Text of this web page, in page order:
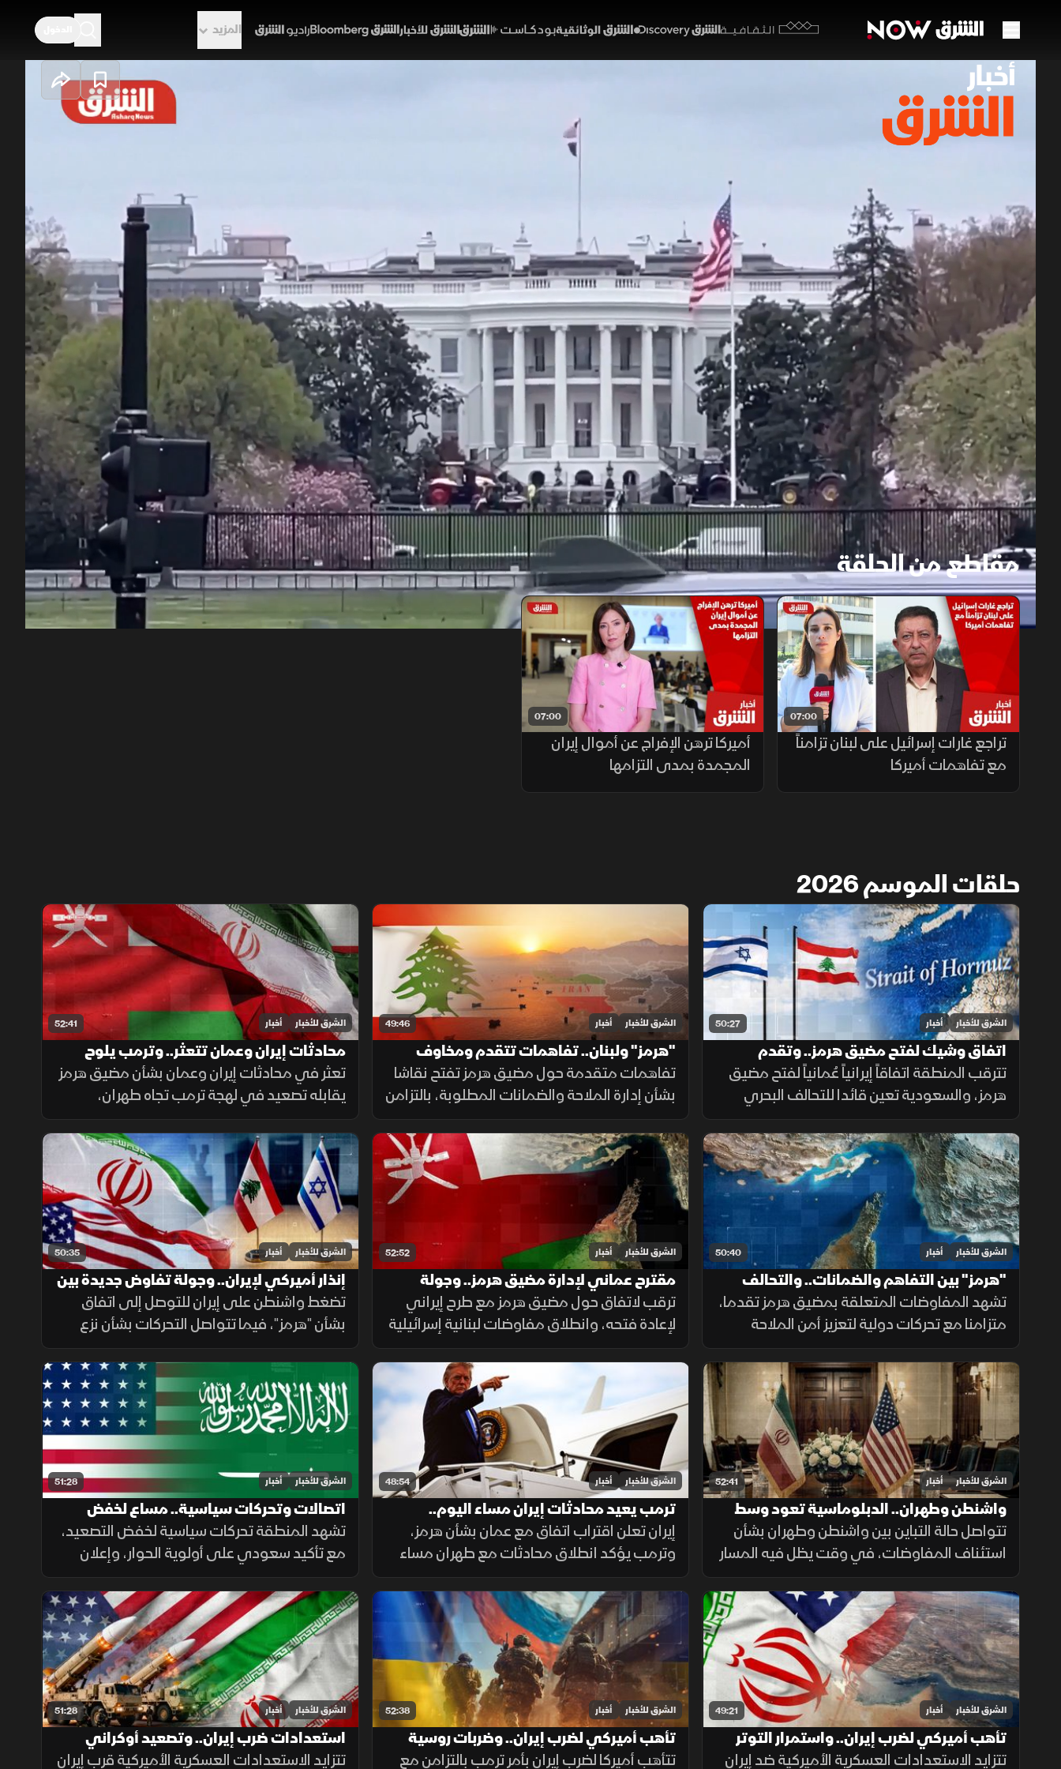
الثقافية
المزيد
00:11/51:58 1x auto
هل يتضمن اتفاق أميركا وإيران فتح مضيق هرمز
أخبار الشرق
تشهد سويسرا الاستعدادات لإعلان أميركا وإيران إنهاء الحرب وإعادة فتح مضيق هرمز. وقد قاد ذلك لانخفاض
أسعار النفط عالمياً وانتعاش أسهم التكنولوجيا، وسط ترقب دولي لآلية الإفراج عن أموال طهران المجمدة وبدء
تحرك السفن العالقة في الخليج العربي. يأتي ذلك بالتزامن مع رفض إسرائيل للتهدئة ومواصلة عملياتها في
لبنان.
أخبار الشرق إيران الولايات المتحدة الأموال الإيرانية المجمدة إسرائيل
مقاطع من الحلقة
07:00
تراجع غارات إسرائيل على لبنان تزامناً
مع تفاهمات أميركا
07:00
أميركا ترهن الإفراج عن أموال إيران
المجمدة بمدى التزامها
حلقات الموسم 2026
50:27 الشرق للأخبار أخبار
اتفاق وشيك لفتح مضيق هرمز.. وتقدم
بمفاوضات لبنان وإسرائيل
تترقب المنطقة اتفاقاً إيرانياً عُمانياً لفتح مضيق
هرمز، والسعودية تعين قائدا للتحالف البحري
الدفاعي. كما تقدمت المفاوضات اللبنانية
الإسرائيلية بروما، بينما كثفت روسيا هجماتها ضد
أوكرانيا.
49:46 الشرق للأخبار أخبار
"هرمز" ولبنان.. تفاهمات تتقدم ومخاوف
التصعيد مستمرة
تفاهمات متقدمة حول مضيق هرمز تفتح نقاشا
بشأن إدارة الملاحة والضمانات المطلوبة، بالتزامن
مع استمرار مفاوضات روما حول الحدود ووقف
إطلاق النار، وسط تداخل الحسابات الإقليمية
والدولية.
52:41 الشرق للأخبار أخبار
محادثات إيران وعمان تتعثر.. وترمب يلوح
بخيار التصعيد
تعثر في محادثات إيران وعمان بشأن مضيق هرمز
يقابله تصعيد في لهجة ترمب تجاه طهران،
بالتزامن مع استمرار ملفات القدس ولبنان وغزة،
وتحديات المهاجرين في سبتة.
50:40 الشرق للأخبار أخبار
"هرمز" بين التفاهم والضمانات.. والتحالف
البحري يعزز أمن الملاحة
تشهد المفاوضات المتعلقة بمضيق هرمز تقدما،
متزامنا مع تحركات دولية لتعزيز أمن الملاحة
وحماية التجارة العالمية، فيما يتواصل الدعم
للتحالف البحري الدفاعي وسط متابعة لتطورات
التهدئة الإقليمية.
52:52 الشرق للأخبار أخبار
مقترح عماني لإدارة مضيق هرمز.. وجولة
مفاوضات لبنانية في روما
ترقب لاتفاق حول مضيق هرمز مع طرح إيراني
لإعادة فتحه، وانطلاق مفاوضات لبنانية إسرائيلية
في روما، وتأكيد حماس التزامها بالاتفاق مقابل
الانسحاب، فيما يتصاعد القتال بين روسيا
وأوكرانيا.
50:35 الشرق للأخبار أخبار
إنذار أميركي لإيران.. وجولة تفاوض جديدة بين
لبنان وإسرائيل
تضغط واشنطن على إيران للتوصل إلى اتفاق
بشأن "هرمز"، فيما تتواصل التحركات بشأن نزع
السلاح في غزة، وتستعد روما لجولة جديدة من
المفاوضات اللبنانية الإسرائيلية، ومواقف داعمة
لأمن الملاحة في البحر الأحمر.
52:41 الشرق للأخبار أخبار
واشنطن وطهران.. الدبلوماسية تعود وسط
التصعيد
تتواصل حالة التباين بين واشنطن وطهران بشأن
استئناف المفاوضات، في وقت يظل فيه المسار
الدبلوماسي مطروحاً بالتزامن مع استمرار
التصعيد العسكري.
48:54 الشرق للأخبار أخبار
ترمب يعيد محادثات إيران مساء اليوم..
والسعودية تدفع نحو التهدئة
إيران تعلن اقتراب اتفاق مع عمان بشأن هرمز،
وترمب يؤكد انطلاق محادثات مع طهران مساء
الإثنين، فيما تدفع السعودية نحو التهدئة،
وتتواصل الضغوط الدولية بشأن غزة، ويعلن
المغرب حصيلة أحداث سبتة.
51:28 الشرق للأخبار أخبار
اتصالات وتحركات سياسية.. مساع لخفض
التصعيد في الشرق الأوسط
تشهد المنطقة تحركات سياسية لخفض التصعيد،
مع تأكيد سعودي على أولوية الحوار، وإعلان
أميركي عن إلغاء هجوم مشروط على إيران،
بالتزامن مع جهود لوقف القصف في غزة
وإجراءات إسبانية لمواجهة الهجرة.
49:21 الشرق للأخبار أخبار
تأهب أميركي لضرب إيران.. واستمرار التوتر
بمضيق هرمز
تتزايد الاستعدادات العسكرية الأميركية ضد إيران
52:38 الشرق للأخبار أخبار
تأهب أميركي لضرب إيران.. وضربات روسية
مكثفة تستهدف كييف
تتأهب أميركا لضرب إيران بأمر ترمب بالتزامن مع
51:28 الشرق للأخبار أخبار
استعدادات ضرب إيران.. وتصعيد أوكراني
بالبحر الأسود
تتزايد الاستعدادات العسكرية الأميركية قرب إيران